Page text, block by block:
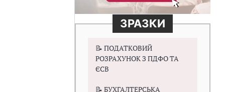
ЗРАЗКИ
📝 ПОДАТКОВИЙ
РОЗРАХУНОК З ПДФО ТА
ЄСВ
📝 БУХГАЛТЕРСЬКА